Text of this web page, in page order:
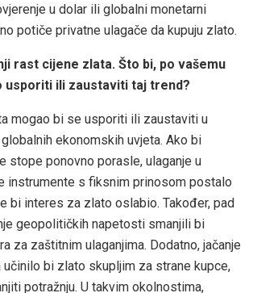
u dolar ili globalni monetarni
potiče privatne ulagače da kupuju zlato.
rast cijene zlata. Što bi, po vašemu
usporiti ili zaustaviti taj trend?
mogao bi se usporiti ili zaustaviti u
ekonomskih uvjeta. Ako bi
stope ponovno porasle, ulaganje u
instrumente s fiksnim prinosom postalo
bi interes za zlato oslabio. Također, pad
geopolitičkih napetosti smanjili bi
za zaštitnim ulaganjima. Dodatno, jačanje
učinilo bi zlato skupljim za strane kupce,
potražnju. U takvim okolnostima,